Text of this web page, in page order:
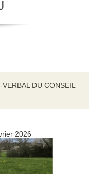
VERBAL DU CONSEIL
2026